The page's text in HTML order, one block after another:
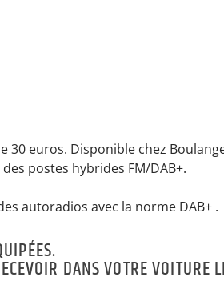
30 euros. Disponible chez
postes hybrides FM/DAB+.
autoradios avec la norme DAB+ .
DANS VOTRE VOITURE